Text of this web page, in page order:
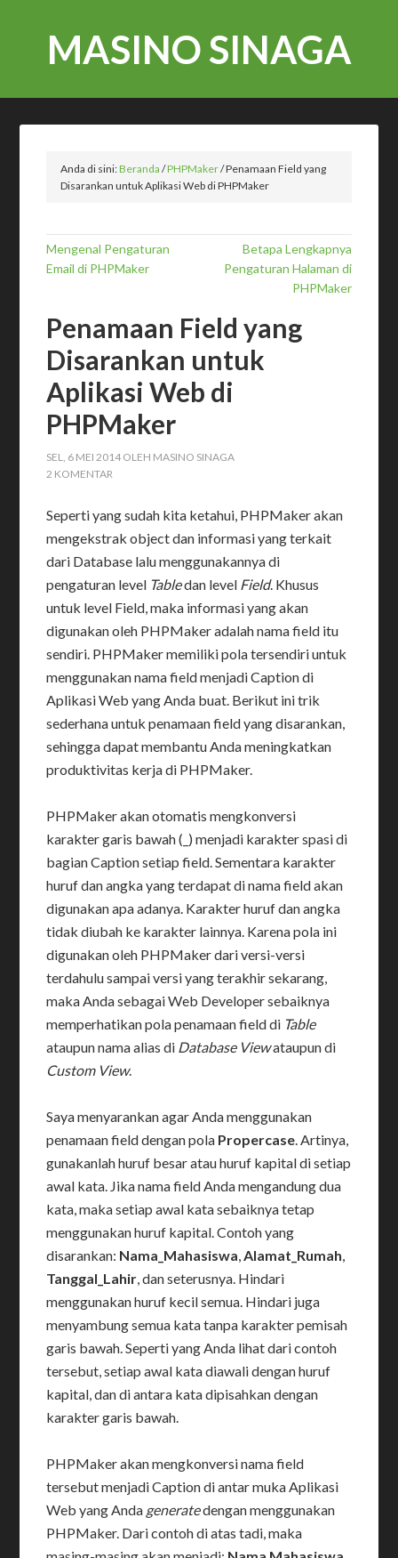
MASINO SINAGA
Anda di sini:Beranda /PHPMaker/Penamaan Field yang
Disarankan untuk Aplikasi Web di PHPMaker
Mengenal Pengaturan
Email di PHPMaker
Betapa Lengkapnya
Pengaturan Halaman di
PHPMaker
Penamaan Field yang
Disarankan untuk
Aplikasi Web di
PHPMaker
SEL, 6 MEI 2014 OLEH MASINO SINAGA
2 KOMENTAR
Seperti yang sudah kita ketahui, PHPMaker akan
mengekstrak object dan informasi yang terkait
dari Database lalu menggunakannya di
pengaturan level Tabledan level Field. Khusus
untuk level Field, maka informasi yang akan
digunakan oleh PHPMaker adalah nama field itu
sendiri. PHPMaker memiliki pola tersendiri untuk
menggunakan nama field menjadi Caption di
Aplikasi Web yang Anda buat. Berikut ini trik
sederhana untuk penamaan field yang disarankan,
sehingga dapat membantu Anda meningkatkan
produktivitas kerja di PHPMaker.
PHPMaker akan otomatis mengkonversi
karakter garis bawah (_) menjadi karakter spasi di
bagian Caption setiap field. Sementara karakter
huruf dan angka yang terdapat di nama field akan
digunakan apa adanya. Karakter huruf dan angka
tidak diubah ke karakter lainnya. Karena pola ini
digunakan oleh PHPMaker dari versi-versi
terdahulu sampai versi yang terakhir sekarang,
maka Anda sebagai Web Developer sebaiknya
memperhatikan pola penamaan field di Table
ataupun nama alias di Database Viewataupun di
Custom View.
Saya menyarankan agar Anda menggunakan
penamaan field dengan pola Propercase. Artinya,
gunakanlah huruf besar atau huruf kapital di setiap
awal kata. Jika nama field Anda mengandung dua
kata, maka setiap awal kata sebaiknya tetap
menggunakan huruf kapital. Contoh yang
disarankan: Nama_Mahasiswa,Alamat_Rumah,
Tanggal_Lahir, dan seterusnya. Hindari
menggunakan huruf kecil semua. Hindari juga
menyambung semua kata tanpa karakter pemisah
garis bawah. Seperti yang Anda lihat dari contoh
tersebut, setiap awal kata diawali dengan huruf
kapital, dan di antara kata dipisahkan dengan
karakter garis bawah.
PHPMaker akan mengkonversi nama field
tersebut menjadi Caption di antar muka Aplikasi
Web yang Anda generatedengan menggunakan
PHPMaker. Dari contoh di atas tadi, maka